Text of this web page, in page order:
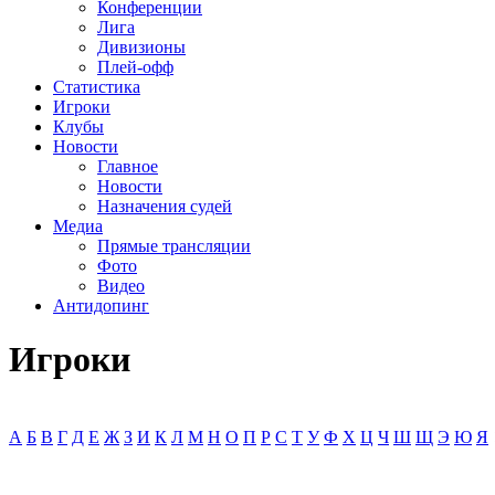
Конференции
Лига
Дивизионы
Плей-офф
Статистика
Игроки
Клубы
Новости
Главное
Новости
Назначения судей
Медиа
Прямые трансляции
Фото
Видео
Антидопинг
Игроки
А Б В Г Д Е Ж З И К Л М Н О П Р С Т У Ф Х Ц Ч Ш Щ Э Ю Я